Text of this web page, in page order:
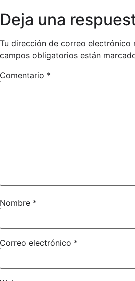
Deja una
Tu dirección de correo electrónico
campos obligatorios están
Comentario *
Nombre *
Correo electrónico *